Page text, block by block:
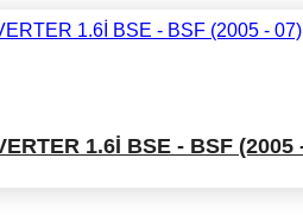
1.6İ BSE - BSF (2005